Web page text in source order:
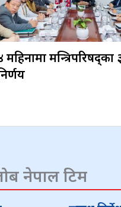
महिनामा मन्त्रिपरिषद्का
नेपाल टिम